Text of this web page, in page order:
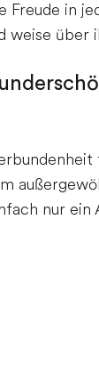
Freude in
weise über
nur ein